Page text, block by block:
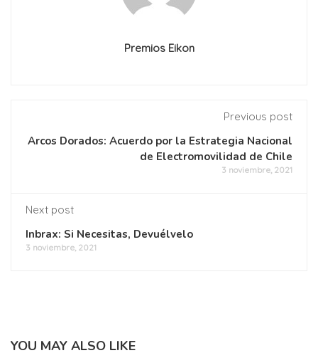
Premios Eikon
Previous post
Arcos Dorados: Acuerdo por la Estrategia Nacional
de Electromovilidad de Chile
3 noviembre, 2021
Next post
Inbrax: Si Necesitas, Devuélvelo
3 noviembre, 2021
YOU MAY ALSO LIKE